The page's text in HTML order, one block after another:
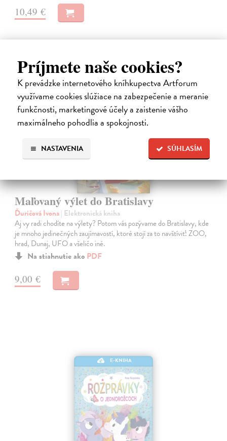
Príjmete naše cookies?
K prevádzke internetového kníhkupectva Artforum
využívame cookies slúžiace na zabezpečenie a meranie
funkčnosti, marketingové účely a zaistenie vášho
maximálneho pohodlia a spokojnosti.
SÚHLASÍM
NASTAVENIA
10,49 €
E-KNIHA
Maľovaný výlet do Bratislavy
Ďuričová Ivona| Elektronická kniha
Aj vy radi chodíte na výlety? Potom vás pozývame do Bratislavy, kde
je mnoho jedinečných zaujímavostí, ktoré stojí za to navštíviť: ZOO,
hrad, Dunaj, UFO a všeličo iné.
Na stiahnutie ako PDF
9,00 €
E-KNIHA